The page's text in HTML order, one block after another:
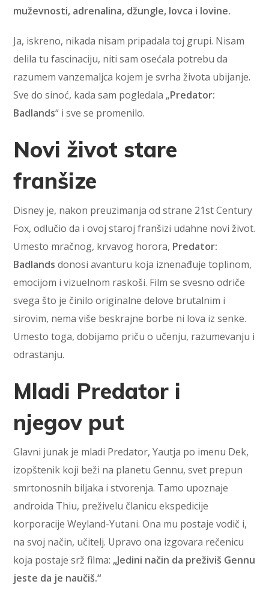
muževnosti, adrenalina, džungle, lovca i lovine.
Ja, iskreno, nikada nisam pripadala toj grupi. Nisam
delila tu fascinaciju, niti sam osećala potrebu da
razumem vanzemaljca kojem je svrha života ubijanje.
Sve do sinoć, kada sam pogledala „Predator:
Badlands“ i sve se promenilo.
Novi život stare
franšize
Disney je, nakon preuzimanja od strane 21st Century
Fox, odlučio da i ovoj staroj franšizi udahne novi život.
Umesto mračnog, krvavog horora, Predator:
Badlands donosi avanturu koja iznenađuje toplinom,
emocijom i vizuelnom raskoši. Film se svesno odriče
svega što je činilo originalne delove brutalnim i
sirovim, nema više beskrajne borbe ni lova iz senke.
Umesto toga, dobijamo priču o učenju, razumevanju i
odrastanju.
Mladi Predator i
njegov put
Glavni junak je mladi Predator, Yautja po imenu Dek,
izopštenik koji beži na planetu Gennu, svet prepun
smrtonosnih biljaka i stvorenja. Tamo upoznaje
androida Thiu, preživelu članicu ekspedicije
korporacije Weyland-Yutani. Ona mu postaje vodič i,
na svoj način, učitelj. Upravo ona izgovara rečenicu
koja postaje srž filma: „Jedini način da preživiš Gennu
jeste da je naučiš.“